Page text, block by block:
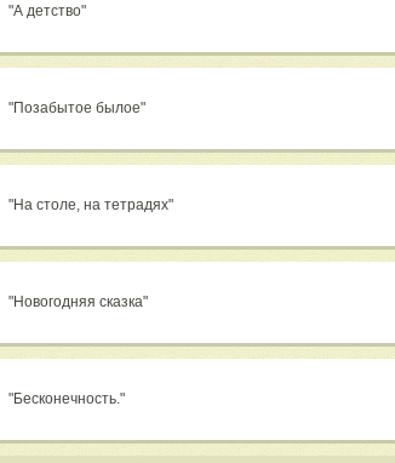
"А детство"
"Позабытое былое"
"На столе, на тетрадях"
"Новогодняя сказка"
"Бесконечность."